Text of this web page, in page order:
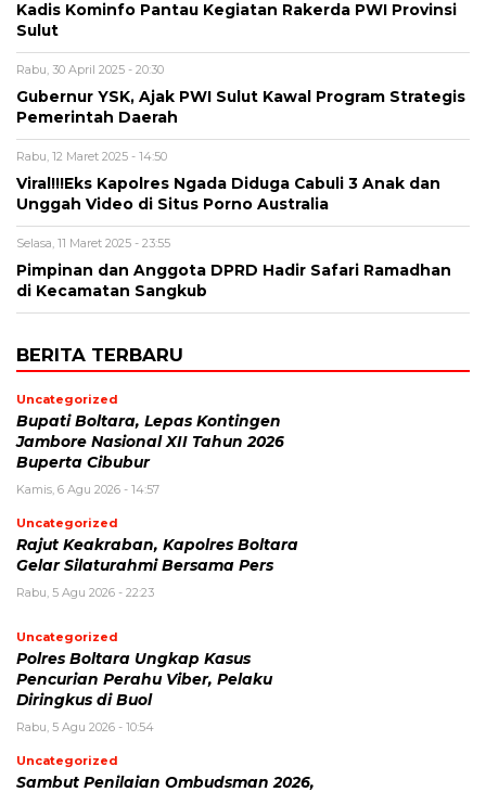
Kadis Kominfo Pantau Kegiatan Rakerda PWI Provinsi
Sulut
Rabu, 30 April 2025 - 20:30
Gubernur YSK, Ajak PWI Sulut Kawal Program Strategis
Pemerintah Daerah
Rabu, 12 Maret 2025 - 14:50
Viral!!!Eks Kapolres Ngada Diduga Cabuli 3 Anak dan
Unggah Video di Situs Porno Australia
Selasa, 11 Maret 2025 - 23:55
Pimpinan dan Anggota DPRD Hadir Safari Ramadhan
di Kecamatan Sangkub
BERITA TERBARU
Uncategorized
Bupati Boltara, Lepas Kontingen
Jambore Nasional XII Tahun 2026
Buperta Cibubur
Kamis, 6 Agu 2026 - 14:57
Uncategorized
Rajut Keakraban, Kapolres Boltara
Gelar Silaturahmi Bersama Pers
Rabu, 5 Agu 2026 - 22:23
Uncategorized
Polres Boltara Ungkap Kasus
Pencurian Perahu Viber, Pelaku
Diringkus di Buol
Rabu, 5 Agu 2026 - 10:54
Uncategorized
Sambut Penilaian Ombudsman 2026,